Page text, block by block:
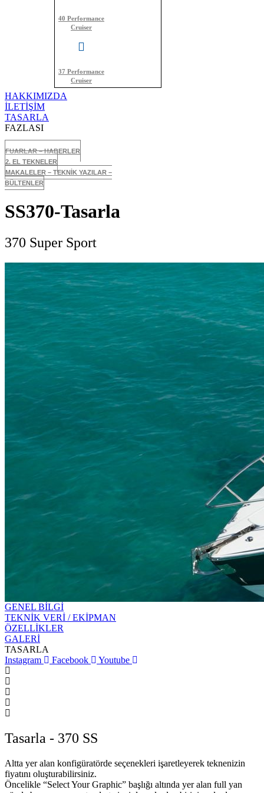
40 Performance
Cruiser
37 Performance
Cruiser
HAKKIMIZDA
İLETİŞİM
TASARLA
FAZLASI
FUARLAR – HABERLER
2. EL TEKNELER
MAKALELER – TEKNİK YAZILAR –
BÜLTENLER
SS370-Tasarla
370 Super Sport
GENEL BİLGİ
TEKNİK VERİ / EKİPMAN
ÖZELLİKLER
GALERİ
TASARLA
Instagram
Facebook Youtube
Tasarla - 370 SS
Altta yer alan konfigüratörde seçenekleri işaretleyerek teknenizin
fiyatını oluşturabilirsiniz.
Öncelikle “Select Your Graphic” başlığı altında yer alan full yan